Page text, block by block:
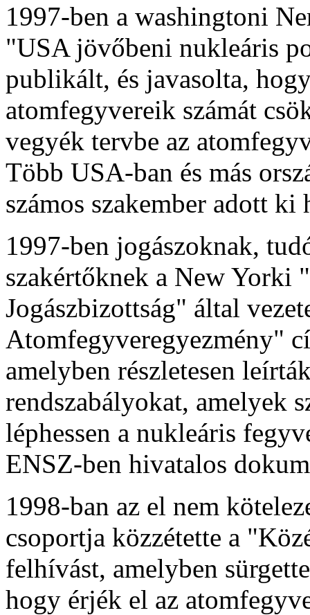
1997-ben a washingtoni
"USA jövőbeni nukleáris
publikált, és javasolta,
atomfegyvereik számát
vegyék tervbe az
Több USA-ban és más
számos szakember adott
1997-ben jogászoknak,
szakértőknek a New
Jogászbizottság" által
Atomfegyveregyezmény"
amelyben részletesen
rendszabályokat, amelyek
léphessen a nukleáris
ENSZ-ben hivatalos
1998-ban az el nem
csoportja közzétette a
felhívást, amelyben
hogy érjék el az